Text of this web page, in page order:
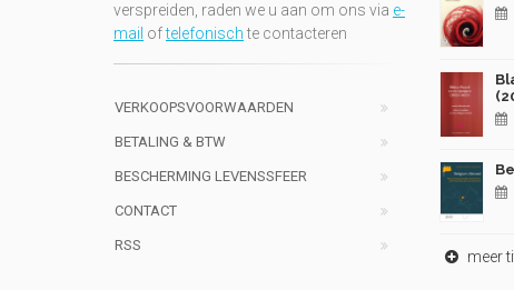
verspreiden, raden we u aan om ons via e-
mail oftelefonischte contacteren
VERKOOPSVOORWAARDEN
BETALING & BTW
BESCHERMING LEVENSSFEER
CONTACT
RSS
meer